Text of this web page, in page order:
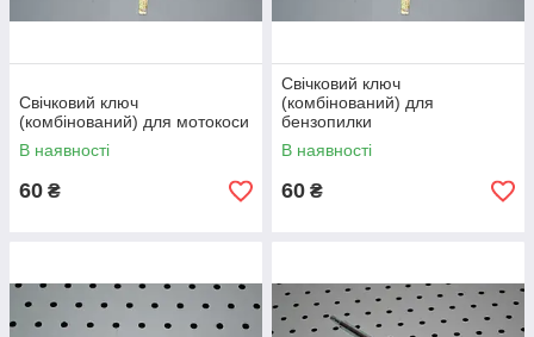
Свічковий ключ
(комбінований) для мотокоси
В наявності
60 ₴
Свічковий ключ
(комбінований) для
бензопилки
В наявності
60 ₴